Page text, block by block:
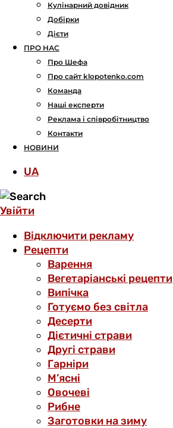
Кулінарний довідник
Добірки
Дієти
ПРО НАС
Про Шефа
Про сайт klopotenko.com
Команда
Наші експерти
Реклама і співробітництво
Контакти
НОВИНИ
UA
Увійти
Відключити рекламу
Рецепти
Варення
Вегетаріанські рецепти
Випічка
Готуємо без світла
Десерти
Дієтичні страви
Другі страви
Гарніри
М’ясні
Овочеві
Рибне
Заготовки на зиму